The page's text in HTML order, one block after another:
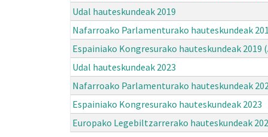
Udal hauteskundeak 2019
Nafarroako Parlamenturako hauteskundeak
Espainiako Kongresurako hauteskundeak 2019
Udal hauteskundeak 2023
Nafarroako Parlamenturako hauteskundeak
Espainiako Kongresurako hauteskundeak 2023
Europako Legebiltzarrerako hauteskundeak